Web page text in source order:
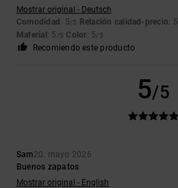
Mostrar original - Deutsch
Comodidad: 5/5 Relación calidad-precio: 5
Material: 5 /5 Color: 5/5
Recomiendo este producto
5/5
Sam20. mayo 2026
Buenos zapatos
Mostrar original - English